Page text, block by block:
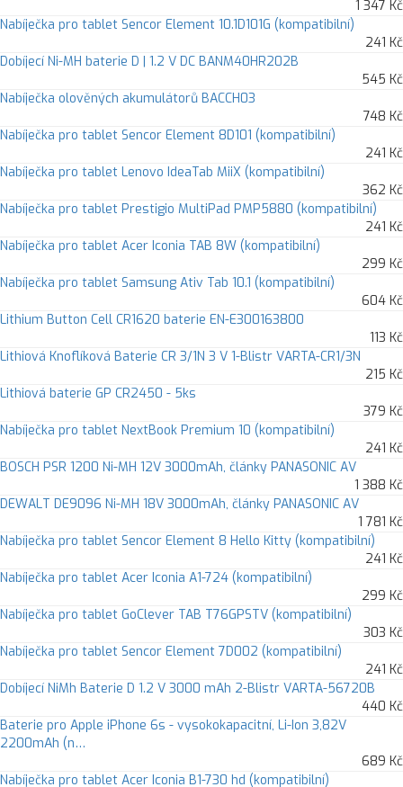
1 347 Kč
Nabíječka pro tablet Sencor Element 10.1D101G (kompatibilní)
241 Kč
Dobíjecí Ni-MH baterie D | 1.2 V DC BANM40HR202B
545 Kč
Nabíječka olověných akumulátorů BACCH03
748 Kč
Nabíječka pro tablet Sencor Element 8D101 (kompatibilní)
241 Kč
Nabíječka pro tablet Lenovo IdeaTab MiiX (kompatibilní)
362 Kč
Nabíječka pro tablet Prestigio MultiPad PMP5880 (kompatibilní)
241 Kč
Nabíječka pro tablet Acer Iconia TAB 8W (kompatibilní)
299 Kč
Nabíječka pro tablet Samsung Ativ Tab 10.1 (kompatibilní)
604 Kč
Lithium Button Cell CR1620 baterie EN-E300163800
113 Kč
Lithiová Knoflíková Baterie CR 3/1N 3 V 1-Blistr VARTA-CR1/3N
215 Kč
Lithiová baterie GP CR2450 - 5ks
379 Kč
Nabíječka pro tablet NextBook Premium 10 (kompatibilní)
241 Kč
BOSCH PSR 1200 Ni-MH 12V 3000mAh, články PANASONIC AV
1 388 Kč
DEWALT DE9096 Ni-MH 18V 3000mAh, články PANASONIC AV
1 781 Kč
Nabíječka pro tablet Sencor Element 8 Hello Kitty (kompatibilní)
241 Kč
Nabíječka pro tablet Acer Iconia A1-724 (kompatibilní)
299 Kč
Nabíječka pro tablet GoClever TAB T76GPSTV (kompatibilní)
303 Kč
Nabíječka pro tablet Sencor Element 7D002 (kompatibilní)
241 Kč
Dobíjecí NiMh Baterie D 1.2 V 3000 mAh 2-Blistr VARTA-56720B
440 Kč
Baterie pro Apple iPhone 6s - vysokokapacitní, Li-Ion 3,82V
2200mAh (n…
689 Kč
Nabíječka pro tablet Acer Iconia B1-730 hd (kompatibilní)